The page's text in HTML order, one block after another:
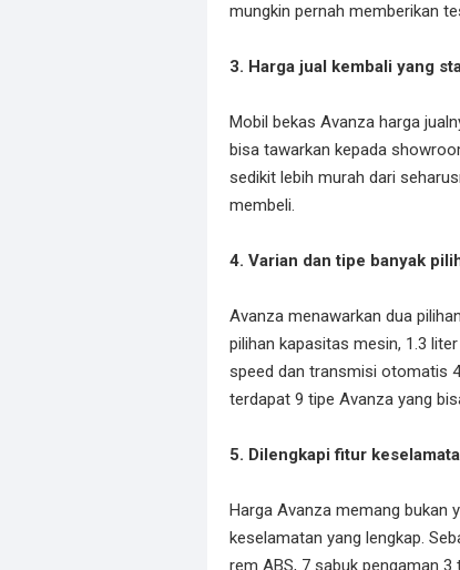
mungkin pernah memberikan
3. Harga jual kembali yang
Mobil bekas Avanza harga
bisa tawarkan kepada
sedikit lebih murah dari
membeli.
4. Varian dan tipe banyak
Avanza menawarkan dua
pilihan kapasitas mesin, 1.3
speed dan transmisi otomatis
terdapat 9 tipe Avanza yang
5. Dilengkapi fitur
Harga Avanza memang bukan
keselamatan yang lengkap.
rem ABS, 7 sabuk pengaman